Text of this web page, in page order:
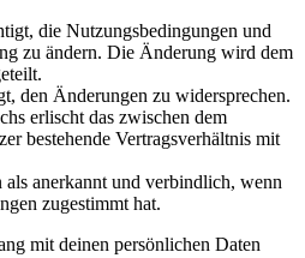
die Nutzungsbedingungen und
zu ändern. Die Änderung wird dem
den Änderungen zu widersprechen.
erlischt das zwischen dem
bestehende Vertragsverhältnis mit
anerkannt und verbindlich, wenn
zugestimmt hat.
mit deinen persönlichen Daten